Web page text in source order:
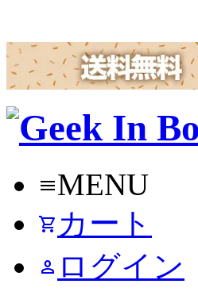
menuMENU
shopping_cart カート
person ログイン